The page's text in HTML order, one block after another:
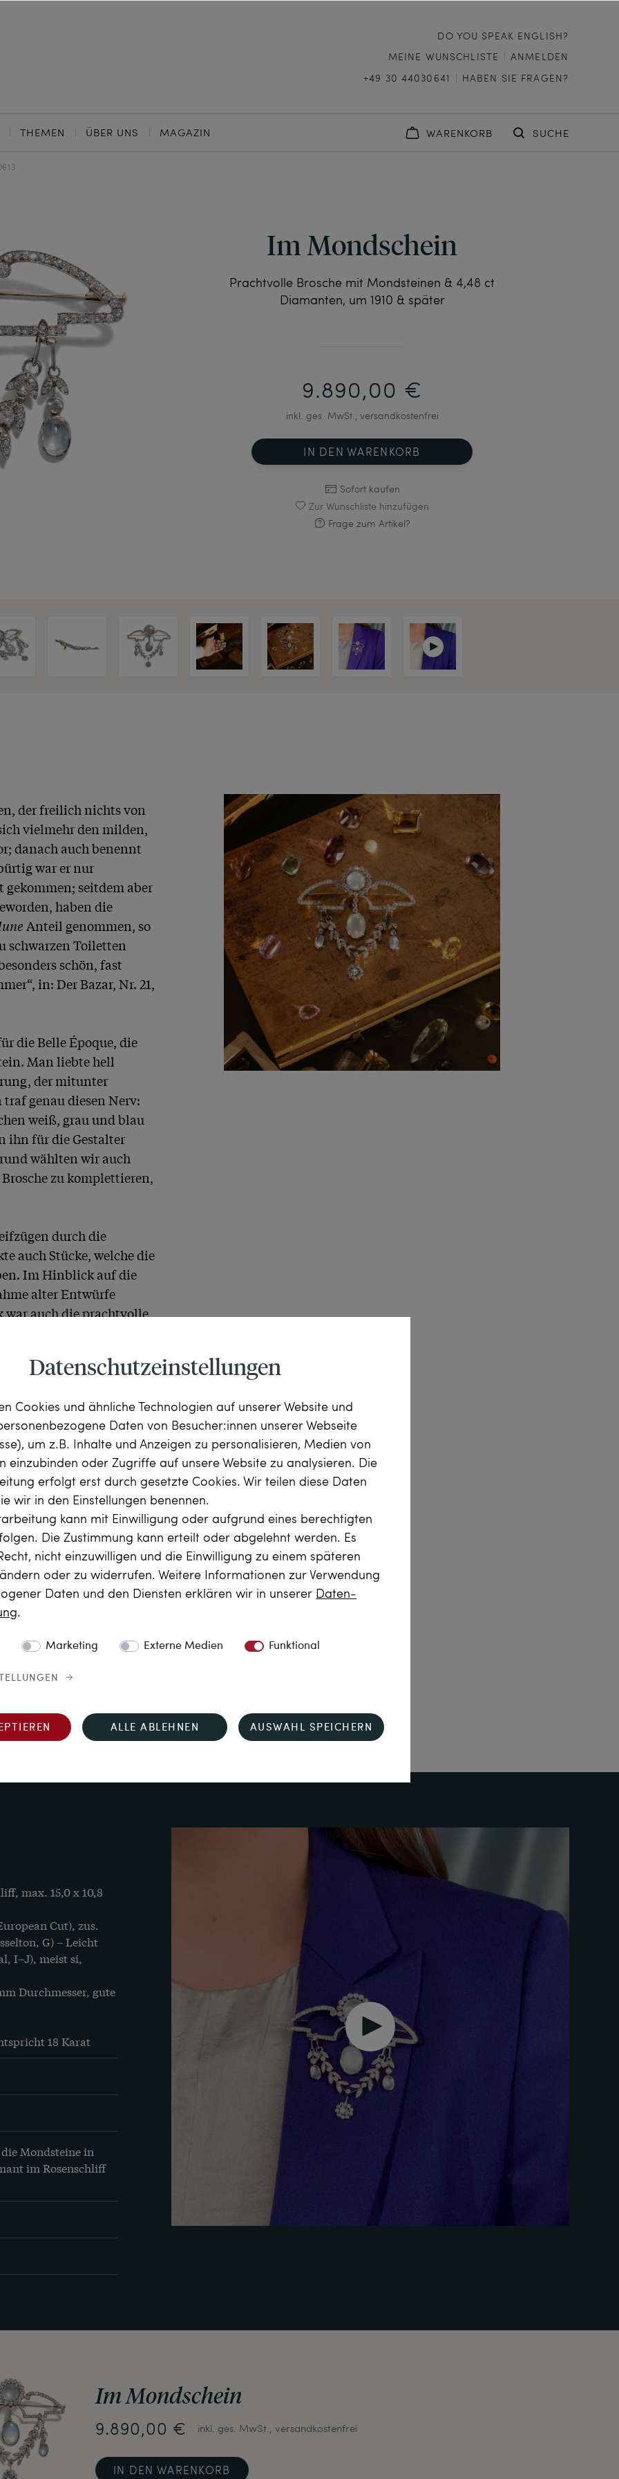
DO YOU SPEAK ENGLISH?
MEINE WUNSCHLISTE
ANMELDEN
+49 30 44030641
HABEN SIE FRAGEN?
THEMEN ÜBER UNS MAGAZIN WARENKORB SUCHE
Im Mondschein
Prachtvolle Brosche mit Mondsteinen & 4,48 ct
Diamanten, um 1910 & später
9.890,00 €
inkl. ges. MwSt., versandkostenfrei
IN DEN WARENKORB
Sofort kaufen
Zur Wunschliste hinzufügen
Frage zum Artikel?
der freilich nichts von
vielmehr den milden,
danach auch benennt
war er nur
gekommen; seitdem aber
haben die
Anteil genommen, so
schwarzen Toiletten
schön, fast
in: Der Bazar, Nr. 21,
die Belle Époque, die
Man liebte hell
der mitunter
genau diesen Nerv:
weiß, grau und blau
ihn für die Gestalter
wählten wir auch
zu komplettieren,
durch die
auch Stücke, welche die
Im Hinblick auf die
alter Entwürfe
war auch die prachtvolle
des 20. Jahrhunderts
Ausschnitt eines
geschmiedeten Brosche
zu 4,48 ct ließen wir
in Platin fassen
in den zahlreichen
York Public Library
and Photographs:
dem Jahr 1907.
hervorragend tragbar.
geschaffen, sorgt sie mit
wie vor für funkelnde
- das war der Traum der
doch die heikle
Schmuck zu
auf Haut
1900 wurde dann immer
schwierig und
hier meist bei Auflagen
besonders kostbare
Platin gefertigt.
max. 15,0 x 10,8
Cut), zus.
G) – Leicht
I–J), meist si,
Durchmesser, gute
18 Karat
Mondsteine in
im Rosenschliff
Im Mondschein
9.890,00 € inkl. ges. MwSt., versandkostenfrei
IN DEN WARENKORB
Datenschutzeinstellungen
Cookies und ähnliche Technologien auf unserer Website und
Daten von Besucher:innen unserer Webseite
um z.B. Inhalte und Anzeigen zu personalisieren, Medien von
einzubinden oder Zugriffe auf unsere Website zu analysieren. Die
erfolgt erst durch gesetzte Cookies. Wir teilen diese Daten
wir in den Einstellungen benennen.
kann mit Einwilligung oder aufgrund eines berechtigten
Die Zustimmung kann erteilt oder abgelehnt werden. Es
nicht einzuwilligen und die Einwilligung zu einem späteren
oder zu widerrufen. Weitere Informationen zur Verwendung
Daten und den Diensten erklären wir in unserer Daten­
.
Marketing Externe Medien Funktional
ALLE ABLEHNEN AUSWAHL SPEICHERN